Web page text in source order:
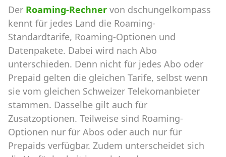
Der Roaming-Rechner von dschungelkompass
kennt für jedes Land die Roaming-
Standardtarife, Roaming-Optionen und
Datenpakete. Dabei wird nach Abo
unterschieden. Denn nicht für jedes Abo oder
Prepaid gelten die gleichen Tarife, selbst wenn
sie vom gleichen Schweizer Telekomanbieter
stammen. Dasselbe gilt auch für
Zusatzoptionen. Teilweise sind Roaming-
Optionen nur für Abos oder auch nur für
Prepaids verfügbar. Zudem unterscheidet sich